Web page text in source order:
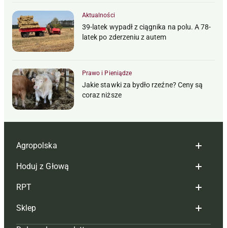
Aktualności
39-latek wypadł z ciągnika na polu. A 78-
latek po zderzeniu z autem
Prawo i Pieniądze
Jakie stawki za bydło rzeźne? Ceny są
coraz niższe
Agropolska
Redakcja
Reklama
Tagi
Hoduj z Głową
Hoduj z głową bydło
Hoduj z głową świnie
RPT
Redakcja
Sklep